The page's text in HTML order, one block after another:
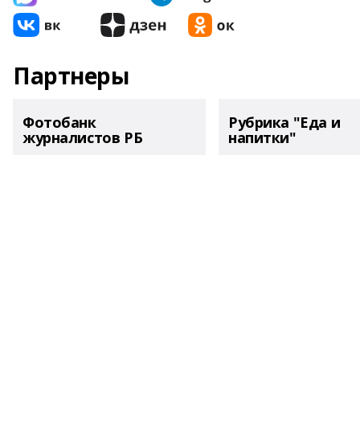
Партнеры
Фотобанк
журналистов РБ
Рубрика "Еда и
напитки"